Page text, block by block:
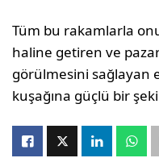
Tüm bu rakamlarla
haline getiren ve
görülmesini sağlayan
kuşağına güçlü bir